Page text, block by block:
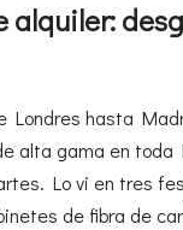
alquiler:
Londres hasta
alta gama en toda
Lo vi en tres
de fibra de